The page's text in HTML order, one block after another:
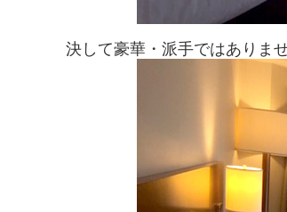
決して豪華・派手ではありま